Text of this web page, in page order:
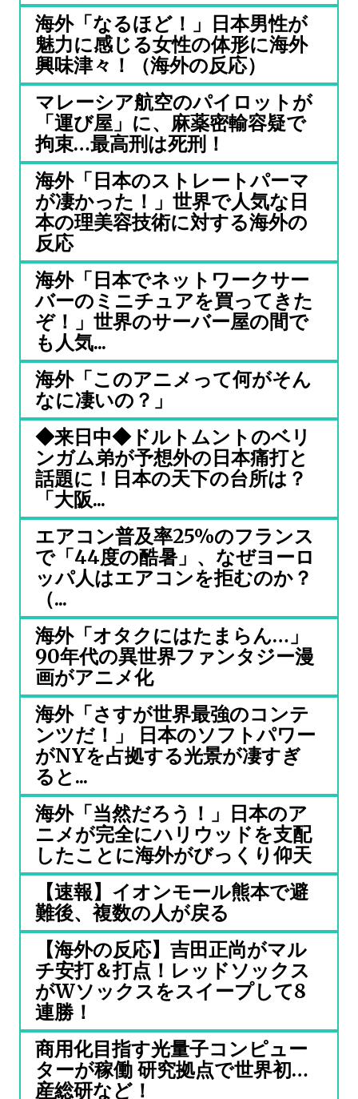
海外「なるほど！」日本男性が
魅力に感じる女性の体形に海外
興味津々！（海外の反応）
マレーシア航空のパイロットが
「運び屋」に、麻薬密輸容疑で
拘束…最高刑は死刑！
海外「日本のストレートパーマ
が凄かった！」世界で人気な日
本の理美容技術に対する海外の
反応
海外「日本でネットワークサー
バーのミニチュアを買ってきた
ぞ！」世界のサーバー屋の間で
も人気...
海外「このアニメって何がそん
なに凄いの？」
◆来日中◆ドルトムントのベリ
ンガム弟が予想外の日本痛打と
話題に！日本の天下の台所は？
「大阪...
エアコン普及率25%のフランス
で「44度の酷暑」、なぜヨーロ
ッパ人はエアコンを拒むのか？
（...
海外「オタクにはたまらん…」
90年代の異世界ファンタジー漫
画がアニメ化
海外「さすが世界最強のコンテ
ンツだ！」 日本のソフトパワー
がNYを占拠する光景が凄すぎ
ると...
海外「当然だろう！」日本のア
ニメが完全にハリウッドを支配
したことに海外がびっくり仰天
【速報】イオンモール熊本で避
難後、複数の人が戻る
【海外の反応】吉田正尚がマル
チ安打＆打点！レッドソックス
がWソックスをスイープして8
連勝！
商用化目指す光量子コンピュー
ターが稼働 研究拠点で世界初…
産総研など！